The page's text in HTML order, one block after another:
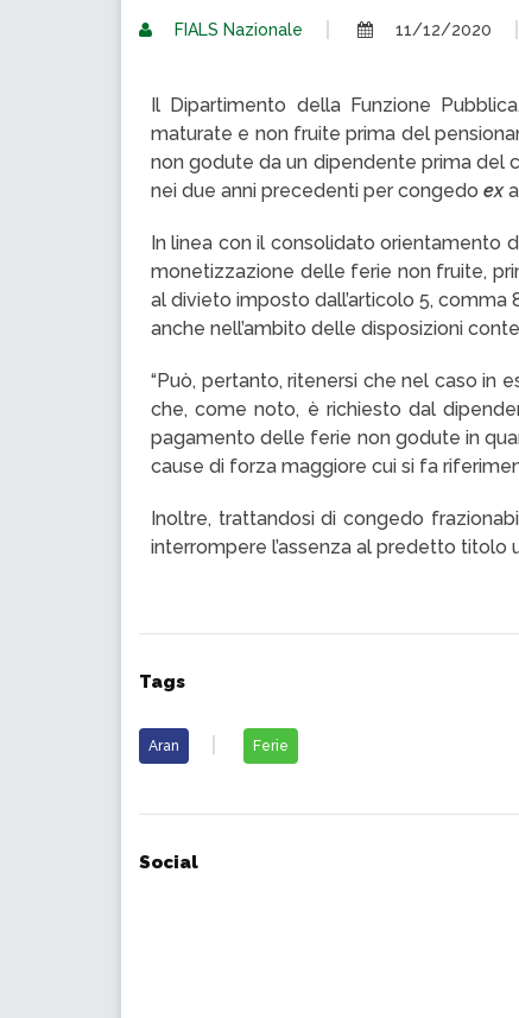
FIALS Nazionale 11/12/2020
Il Dipartimento della Funzione
maturate e non fruite prima del
non godute da un dipendente prima del
nei due anni precedenti per congedo ex
In linea con il consolidato orientamento
monetizzazione delle ferie non fruite,
al divieto imposto dall’articolo 5,
anche nell’ambito delle disposizioni
“Può, pertanto, ritenersi che nel caso in
che, come noto, è richiesto dal
pagamento delle ferie non godute in
cause di forza maggiore cui si fa
Inoltre, trattandosi di congedo
interrompere l’assenza al predetto
Tags
Aran Ferie
Social